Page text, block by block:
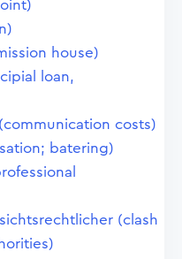
house)
loan,
costs)
batering)
(clash